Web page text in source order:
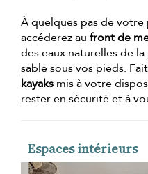
À quelques pas de
accéderez au front de
des eaux naturelles de
sable sous vos pieds.
kayaks mis à votre
rester en sécurité et à
Espaces intérieurs